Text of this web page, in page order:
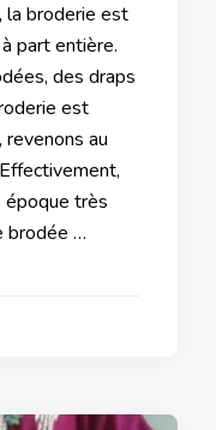
la broderie est
part entière.
des draps
est
au
époque très
brodée …